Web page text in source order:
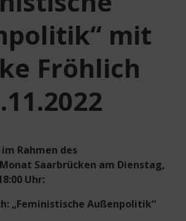
mit
Fröhlich
Rahmen des
Saarbrücken am Dienstag,
Uhr:
: „Feministische Außenpolitik“